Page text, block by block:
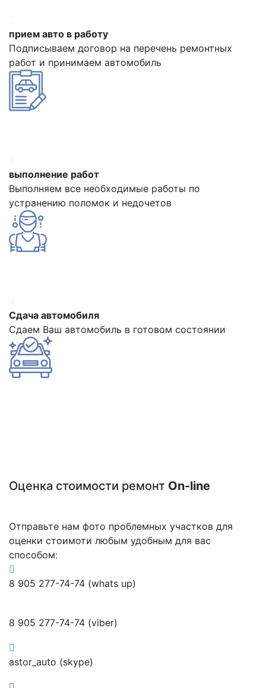
прием авто в работу
Подписываем договор на перечень ремонтных
работ и принимаем автомобиль
выполнение работ
Выполняем все необходимые работы по
устранению поломок и недочетов
Сдача автомобиля
Сдаем Ваш автомобиль в готовом состоянии
Оценка стоимости ремонт On-line
Отправьте нам фото проблемных участков для
оценки стоимоти любым удобным для вас
способом:
8 905 277-74-74 (whats up)
8 905 277-74-74 (viber)
astor_auto (skype)